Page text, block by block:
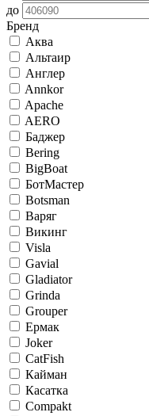
до
Бренд
Аква
Альтаир
Англер
Annkor
Apache
AERO
Баджер
Bering
BigBoat
БотМастер
Botsman
Варяг
Викинг
Visla
Gavial
Gladiator
Grinda
Grouper
Ермак
Joker
CatFish
Кайман
Касатка
Compakt